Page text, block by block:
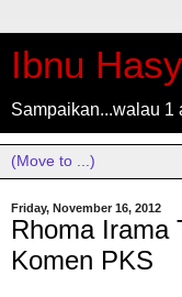
Ibnu
Sampaikan...walau 1
Friday, November 16, 2012
Rhoma Irama
Komen PKS